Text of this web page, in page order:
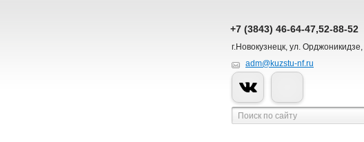
+7 (3843) 46-64-47,52-88-52
г.Новокузнецк, ул.
adm@kuzstu-nf.ru